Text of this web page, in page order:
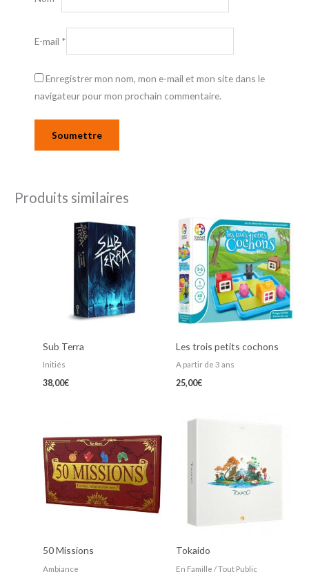
E-mail *
Enregistrer mon nom, mon e-mail et mon site dans le
navigateur pour mon prochain commentaire.
Produits similaires
Sub Terra
Initiés
38,00€
Les trois petits cochons
A partir de 3 ans
25,00€
50 Missions
Ambiance
Tokaido
En Famille / Tout Public